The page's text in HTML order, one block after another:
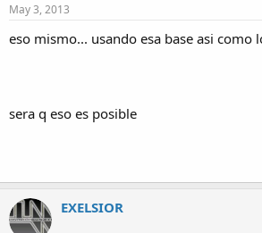
May 3, 2013
eso mismo... usando esa base asi como
sera q eso es posible
EXELSIOR